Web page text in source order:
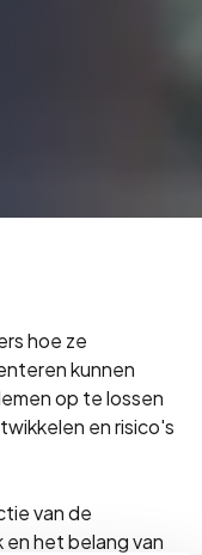
hoe ze
kunnen
op te lossen
en risico's
van de
en het belang van